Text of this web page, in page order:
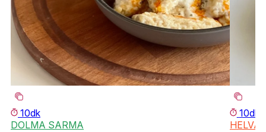
10dk
DOLMA SARMA
10dk
HELVA